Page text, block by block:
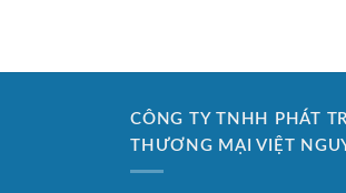
CÔNG TY TNHH PHÁT
THƯƠNG MẠI VIỆT